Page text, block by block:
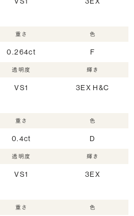
重さ
0.264ct
色
F
透明度
VS1
輝き
3EX H&C
重さ
0.4ct
色
D
透明度
VS1
輝き
3EX
重さ 色